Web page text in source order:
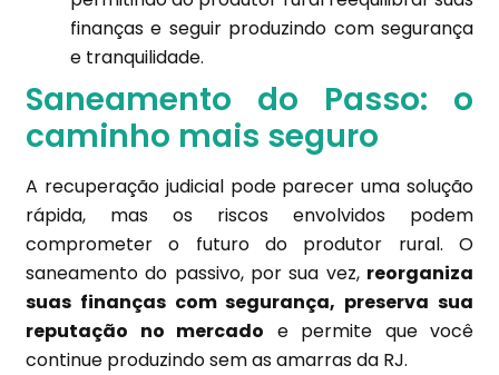
finanças e seguir produzindo com segurança
e tranquilidade.
Saneamento do Passo: o
caminho mais seguro
A recuperação judicial pode parecer uma solução
rápida, mas os riscos envolvidos podem
comprometer o futuro do produtor rural. O
saneamento do passivo, por sua vez, reorganiza
suas finanças com segurança, preserva sua
reputação no mercado e permite que você
continue produzindo sem as amarras da RJ.